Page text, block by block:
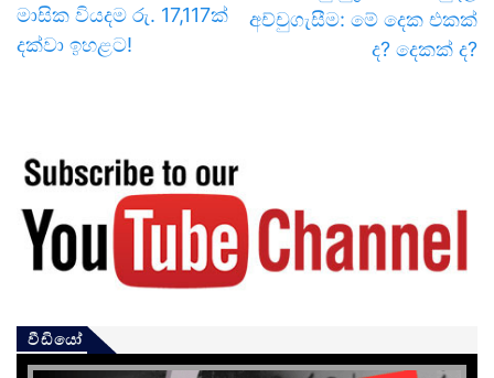
මාසික වියදම රු. 17,117ක්
දක්වා ඉහළට!
අච්චුගැසීම: මේ දෙක එකක්
ද? දෙකක් ද?
වීඩියෝ